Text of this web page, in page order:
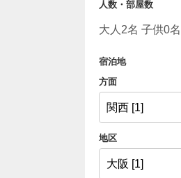
人数・部屋数
宿泊地
方面
地区